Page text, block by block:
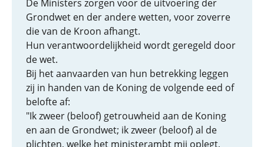
De Ministers zorgen voor de uitvoering der
Grondwet en der andere wetten, voor zoverre
die van de Kroon afhangt.
Hun verantwoordelijkheid wordt geregeld door
de wet.
Bij het aanvaarden van hun betrekking leggen
zij in handen van de Koning de volgende eed of
belofte af:
"Ik zweer (beloof) getrouwheid aan de Koning
en aan de Grondwet; ik zweer (beloof) al de
plichten, welke het ministerambt mij oplegt,